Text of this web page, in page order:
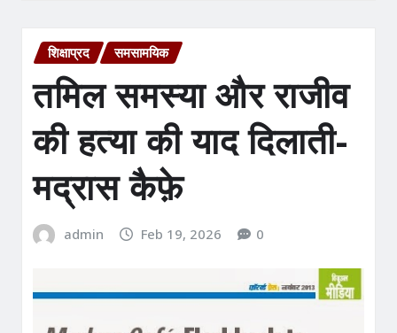
शिक्षाप्रद समसामयिक
तमिल समस्या और राजीव
की हत्या की याद दिलाती-
मद्रास कैफ़े
admin Feb 19, 2026 0